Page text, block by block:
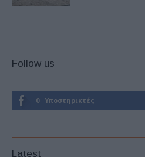
Follow us
0 Υποστηρικτές
Latest